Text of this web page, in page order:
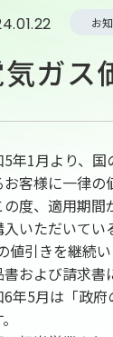
お
ガス
5年1月より、
お客様に一律の
度、適用期間
入いただいて
値引きを継続い
書および請求
6年5月は「政